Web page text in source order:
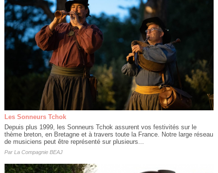
Les Sonneurs Tchok
Depuis plus 1999, les Sonneurs Tchok assurent vos festivités sur le
thème breton, en Bretagne et à travers toute la France. Notre large réseau
de musiciens peut être représenté sur plusieurs...
Par La Compagnie BEAJ